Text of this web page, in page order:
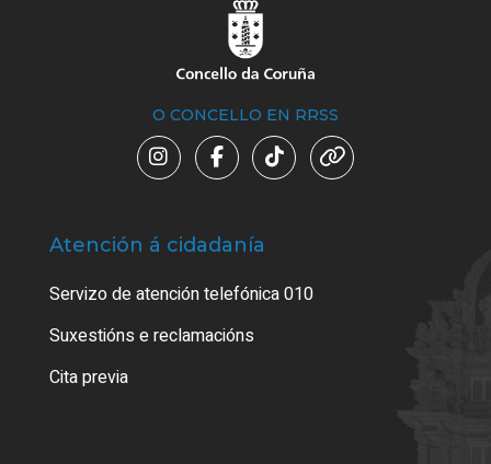
O CONCELLO EN RRSS
Atención á cidadanía
Servizo de atención telefónica 010
Suxestións e reclamacións
Cita previa